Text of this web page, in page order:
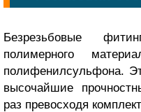
Безрезьбовые
полимерного
полифенилсульфона.
высочайшие
раз превосходя